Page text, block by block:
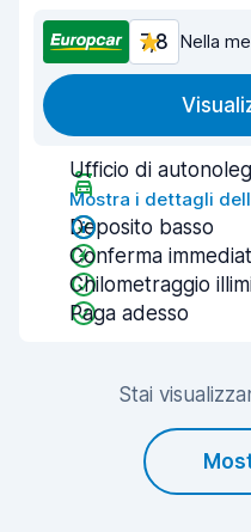
7,8 Nella
Ufficio di
Mostra i dettagli
Deposito basso
Conferma
Chilometraggio
Paga adesso
Stai